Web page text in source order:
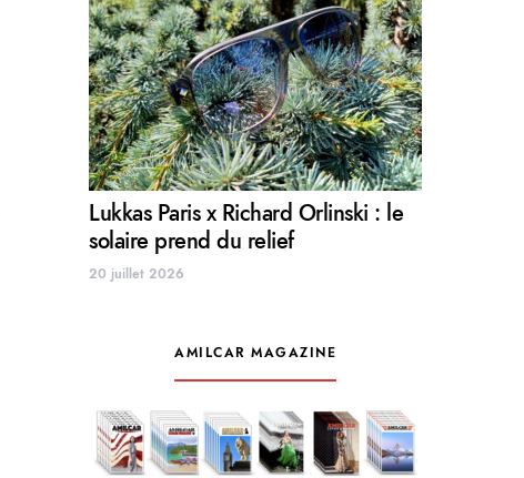
Lukkas Paris x Richard Orlinski : le
solaire prend du relief
20 juillet 2026
AMILCAR MAGAZINE